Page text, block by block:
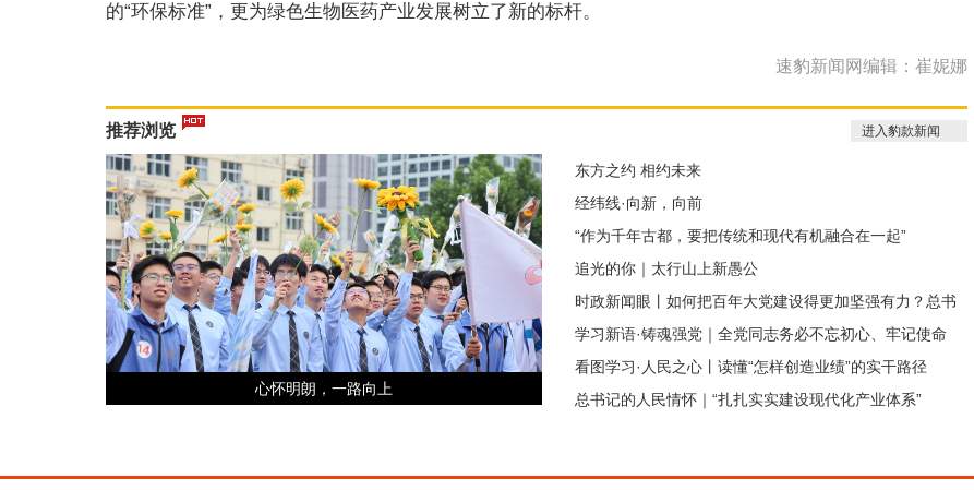
的“环保标准”，更为绿色生物医药产业发展树立了新的标杆。
速豹新闻网编辑：崔妮娜
推荐浏览 进入豹款新闻
心怀明朗，一路向上
东方之约 相约未来
经纬线·向新，向前
“作为千年古都，要把传统和现代有机融合在一起”
追光的你｜太行山上新愚公
时政新闻眼丨如何把百年大党建设得更加坚强有力？总书
记这样部署
学习新语·铸魂强党｜全党同志务必不忘初心、牢记使命
看图学习·人民之心丨读懂“怎样创造业绩”的实干路径
总书记的人民情怀｜“扎扎实实建设现代化产业体系”